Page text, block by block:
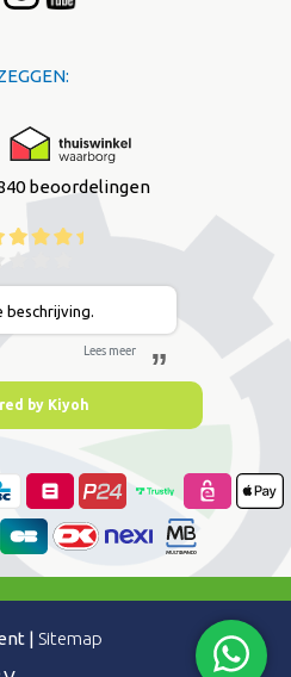
beoordelingen
beschrijving.
Lees meer ”
by Kiyoh
| Sitemap